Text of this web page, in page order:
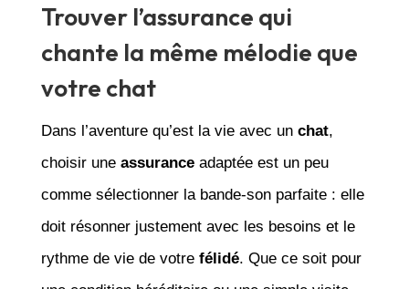
Trouver l’assurance qui
chante la même mélodie que
votre chat
Dans l’aventure qu’est la vie avec un chat,
choisir une assuranceadaptée est un peu
comme sélectionner la bande-son parfaite : elle
doit résonner justement avec les besoins et le
rythme de vie de votre félidé. Que ce soit pour